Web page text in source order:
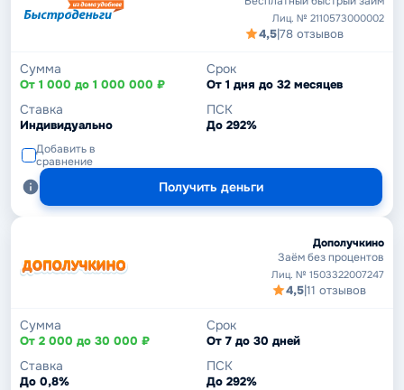
Лиц. № 2110573000002
4,5|78 отзывов
Сумма
От 1 000 до 1 000 000 ₽
Срок
От 1 дня до 32 месяцев
Ставка
Индивидуально
ПСК
До 292%
Добавить в
сравнение
Получить деньги
Дополучкино
Заём без процентов
Лиц. № 1503322007247
4,5|11 отзывов
Сумма
От 2 000 до 30 000 ₽
Срок
От 7 до 30 дней
Ставка
До 0,8%
ПСК
До 292%